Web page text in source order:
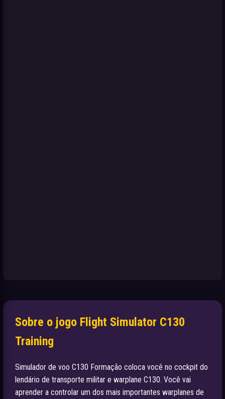
Sobre o jogo Flight Simulator C130
Training
Simulador de voo C130 Formação coloca você no cockpit do
lendário de transporte militar e warplane C130. Você vai
aprender a controlar um dos mais importantes warplanes de